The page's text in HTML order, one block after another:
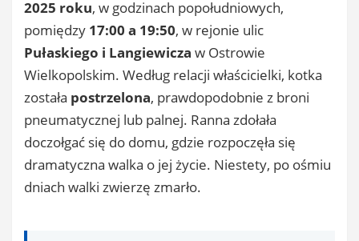
2025 roku, w godzinach popołudniowych,
pomiędzy 17:00 a 19:50, w rejonie ulic
Pułaskiego i Langiewicza w Ostrowie
Wielkopolskim. Według relacji właścicielki, kotka
została postrzelona, prawdopodobnie z broni
pneumatycznej lub palnej. Ranna zdołała
doczołgać się do domu, gdzie rozpoczęła się
dramatyczna walka o jej życie. Niestety, po ośmiu
dniach walki zwierzę zmarło.